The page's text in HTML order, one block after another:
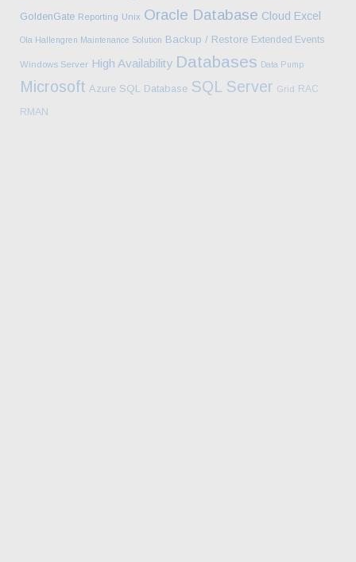
GoldenGate Reporting Unix Oracle Database Cloud Excel
Ola Hallengren Maintenance Solution Backup / Restore Extended Events
Windows Server High Availability Databases Data Pump
Microsoft Azure SQL Database SQL Server Grid RAC
RMAN